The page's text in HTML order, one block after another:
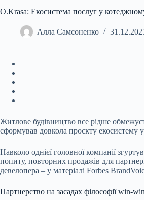
O.Krasa: Екосистема послуг у
Алла Самсоненко
Житлове будівництво все рідше
сформував довкола проєкту екосистему
Навколо однієї головної компанії
попиту, повторних продажів для
девелопера – у матеріалі Forbes
Партнерство на засадах філософії win-win